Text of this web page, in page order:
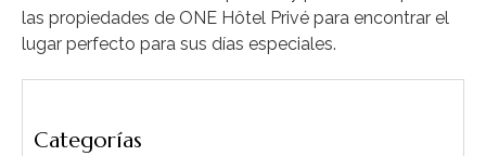
las propiedades de ONE Hôtel Privé para encontrar el
lugar perfecto para sus días especiales.
Categorías